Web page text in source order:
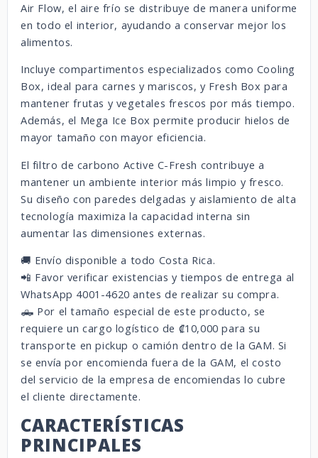
Air Flow, el aire frío se distribuye de manera uniforme
en todo el interior, ayudando a conservar mejor los
alimentos.
Incluye compartimentos especializados como Cooling
Box, ideal para carnes y mariscos, y Fresh Box para
mantener frutas y vegetales frescos por más tiempo.
Además, el Mega Ice Box permite producir hielos de
mayor tamaño con mayor eficiencia.
El filtro de carbono Active C-Fresh contribuye a
mantener un ambiente interior más limpio y fresco.
Su diseño con paredes delgadas y aislamiento de alta
tecnología maximiza la capacidad interna sin
aumentar las dimensiones externas.
🚚 Envío disponible a todo Costa Rica.
📲 Favor verificar existencias y tiempos de entrega al
WhatsApp 4001-4620 antes de realizar su compra.
🛻 Por el tamaño especial de este producto, se
requiere un cargo logístico de ₡10,000 para su
transporte en pickup o camión dentro de la GAM. Si
se envía por encomienda fuera de la GAM, el costo
del servicio de la empresa de encomiendas lo cubre
el cliente directamente.
CARACTERÍSTICAS
PRINCIPALES